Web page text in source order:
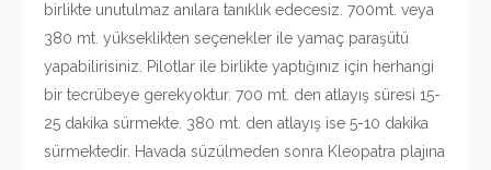
birlikte unutulmaz anılara tanıklık edecesiz. 700mt. veya
380 mt. yükseklikten seçenekler ile yamaç paraşütü
yapabilirisiniz. Pilotlar ile birlikte yaptığınız için herhangi
bir tecrübeye gerekyoktur. 700 mt. den atlayış süresi 15-
25 dakika sürmekte. 380 mt. den atlayış ise 5-10 dakika
sürmektedir. Havada süzülmeden sonra Kleopatra plajına